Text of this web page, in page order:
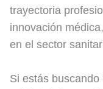
trayectoria
innovación
en el sector
Si estás